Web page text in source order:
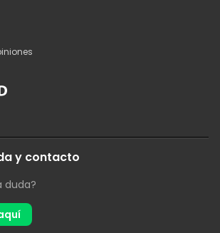
y contacto
duda?